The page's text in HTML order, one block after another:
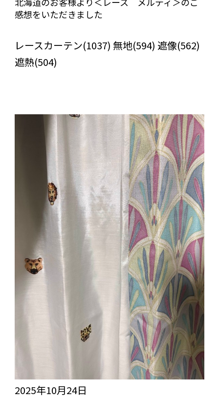
感想をいただきました
レースカーテン(1037) 無地(594) 遮像(562)
遮熱(504)
2025年10月24日